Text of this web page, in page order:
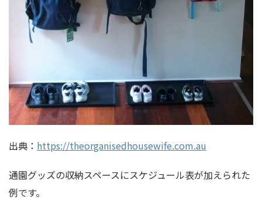
出典： https://theorganisedhousewife.com.au
通園グッズの収納スペースにスケジュール表が加えられた
例です。